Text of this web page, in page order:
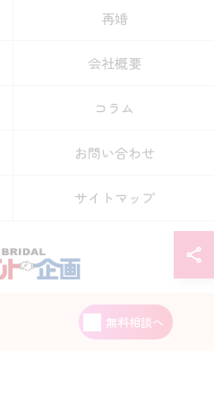
無料相談へ
再婚
会社概要
コラム
お問い合わせ
サイトマップ
有限会社ジョイント企画 ALL RIGHTS